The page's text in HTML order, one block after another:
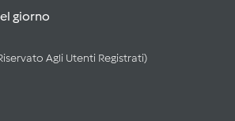
giorno
Agli Utenti Registrati)